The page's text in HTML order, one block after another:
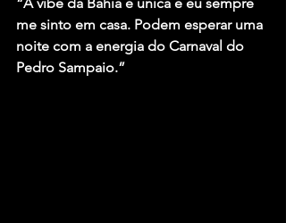
me sinto em casa. Podem esperar uma
noite com a energia do Carnaval do
Pedro Sampaio.”